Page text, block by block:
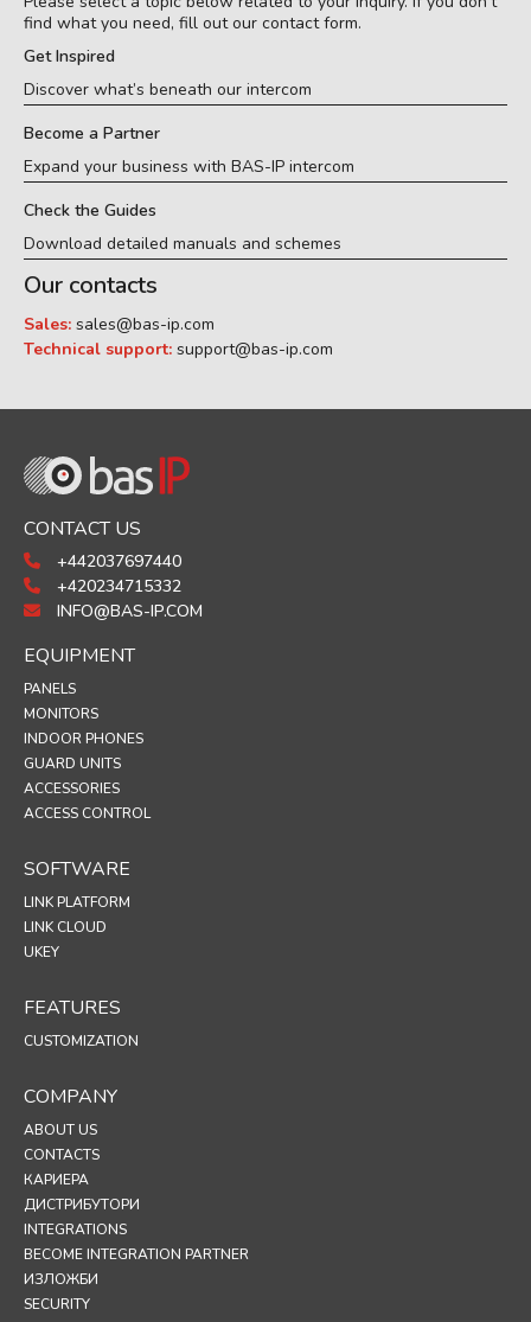
find what you need, fill out our contact form.
Get Inspired
Discover what’s beneath our intercom
Become a Partner
Expand your business with BAS-IP intercom
Check the Guides
Download detailed manuals and schemes
Our contacts
Sales: sales@bas-ip.com
Technical support: support@bas-ip.com
CONTACT US
+442037697440
+420234715332
INFO@BAS-IP.COM
EQUIPMENT
PANELS
MONITORS
INDOOR PHONES
GUARD UNITS
ACCESSORIES
ACCESS CONTROL
SOFTWARE
LINK PLATFORM
LINK CLOUD
UKEY
FEATURES
CUSTOMIZATION
COMPANY
ABOUT US
CONTACTS
КАРИЕРА
ДИСТРИБУТОРИ
INTEGRATIONS
BECOME INTEGRATION PARTNER
ИЗЛОЖБИ
SECURITY